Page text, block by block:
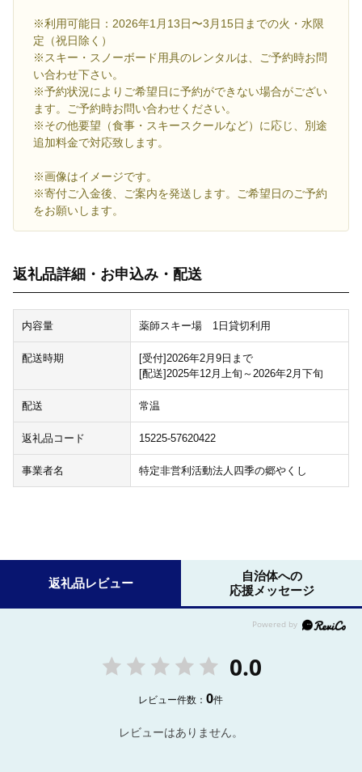
※利用可能日：2026年1月13日〜3月15日までの火・水限
定（祝⽇除く）
※スキー・スノーボード用具のレンタルは、ご予約時お問
い合わせ下さい。
※予約状況によりご希望日に予約ができない場合がござい
ます。ご予約時お問い合わせください。
※その他要望（食事・スキースクールなど）に応じ、別途
追加料金で対応致します。
※画像はイメージです。
※寄付ご入金後、ご案内を発送します。ご希望日のご予約
をお願いします。
返礼品詳細・お申込み・配送
内容量 薬師スキー場 1日貸切利用
配送時期
[受付]2026年2月9日まで
[配送]2025年12月上旬～2026年2月下旬
配送 常温
返礼品コード 15225-57620422
事業者名 特定非営利活動法人四季の郷やくし
返礼品レビュー
自治体への
応援メッセージ
0.0
レビュー件数：0件
レビューはありません。